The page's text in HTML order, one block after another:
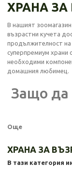
ХРАНА ЗА
В нашият
възрастни кучета
продължителност на
суперпремиум храни
необходими
домашния любимец.
Защо да
Още
ХРАНА ЗА
В тази категория